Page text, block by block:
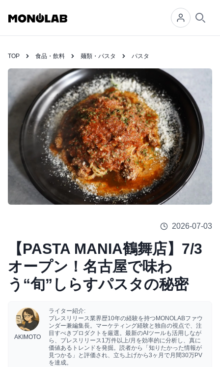
TOP 食品・飲料 麺類・パスタ パスタ
2026-07-03
【PASTA MANIA鶴舞店】7/3
オープン！名古屋で味わ
う“旬”しらすパスタの秘密
AKIMOTO
ライター紹介:
プレスリリース業界歴10年の経験を持つMONOLABファウ
ンダー兼編集長。マーケティング経験と独自の視点で、注
目すべきプロダクトを厳選。最新のAIツールも活用しなが
ら、プレスリリース1万件以上/月を効率的に分析し、真に
価値あるトレンドを発掘。読者から「知りたかった情報が
見つかる」と評価され、立ち上げから3ヶ月で月間30万PV
を達成。